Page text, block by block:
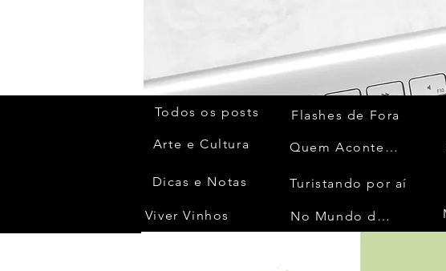
Todos os posts
Arte e Cultura
Dicas e Notas
Viver Vinhos
Flashes de Fora
Quem Acontece
Turistando por aí
No Mundo da Moda